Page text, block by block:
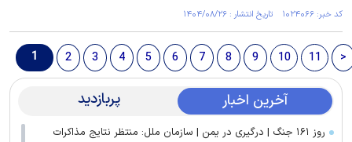
کد خبر: ۱۰۲۴۰۶۶ تاریخ انتشار : ۱۴۰۴/۰۸/۲۶
1 2 3 4 5 6 7 8 9 10 11 >
آخرین اخبار پربازدید
روز ۱۶۱ جنگ | درگیری در یمن | سازمان ملل: منتظر نتایج مذاکرات